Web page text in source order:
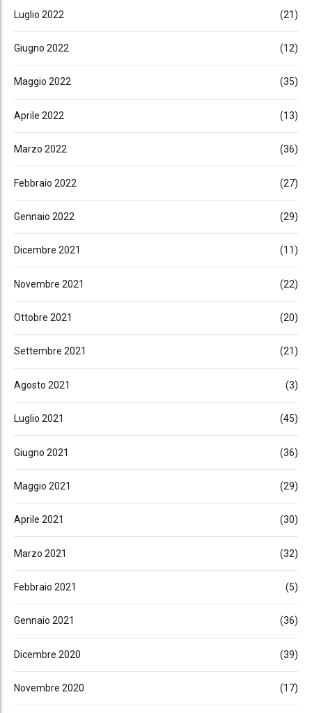
Luglio 2022 (21)
Giugno 2022 (12)
Maggio 2022 (35)
Aprile 2022 (13)
Marzo 2022 (36)
Febbraio 2022 (27)
Gennaio 2022 (29)
Dicembre 2021 (11)
Novembre 2021 (22)
Ottobre 2021 (20)
Settembre 2021 (21)
Agosto 2021 (3)
Luglio 2021 (45)
Giugno 2021 (36)
Maggio 2021 (29)
Aprile 2021 (30)
Marzo 2021 (32)
Febbraio 2021 (5)
Gennaio 2021 (36)
Dicembre 2020 (39)
Novembre 2020 (17)